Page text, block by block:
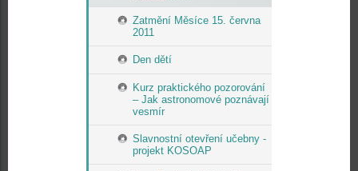
Zatmění Měsíce 15. června
2011
Den dětí
Kurz praktického pozorování
– Jak astronomové poznávají
vesmír
Slavnostní otevření učebny -
projekt KOSOAP